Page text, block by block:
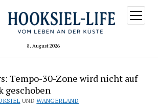
8. August 2026
Menü
öffnen
Tempo-30-Zone wird nicht auf
geschoben
UNDWANGERLAND